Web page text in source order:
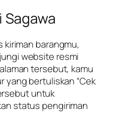
Sagawa
barangmu,
website resmi
tersebut, kamu
yang bertuliskan “Cek
untuk
status pengiriman